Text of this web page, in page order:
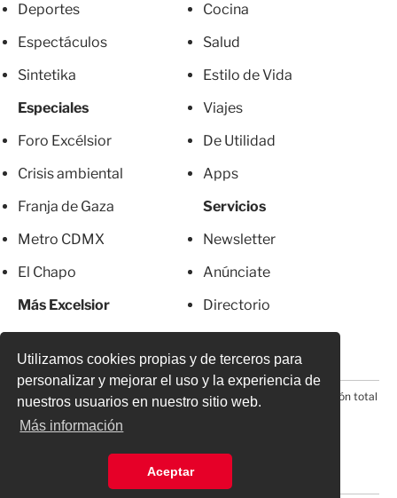
Utilizamos cookies propias y de terceros para
personalizar y mejorar el uso y la experiencia de
nuestros usuarios en nuestro sitio web.
Más información
Aceptar
Deportes
Espectáculos
Sintetika
Especiales
Foro Excélsior
Crisis ambiental
Franja de Gaza
Metro CDMX
El Chapo
Más Excelsior
Mujeres
Cocina
Salud
Estilo de Vida
Viajes
De Utilidad
Apps
Servicios
Newsletter
Anúnciate
Directorio
Suscripciones
© 2026 Todos los derechos reservados. Prohibida la reproducción total
o parcial, incluyendo cualquier medio electrónico*